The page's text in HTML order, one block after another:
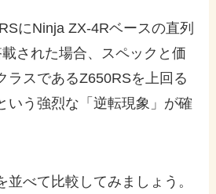
にNinja ZX-4Rベースの直列
された場合、スペックと価
ラスであるZ650RSを上回る
いう強烈な「逆転現象」が確
並べて比較してみましょう。